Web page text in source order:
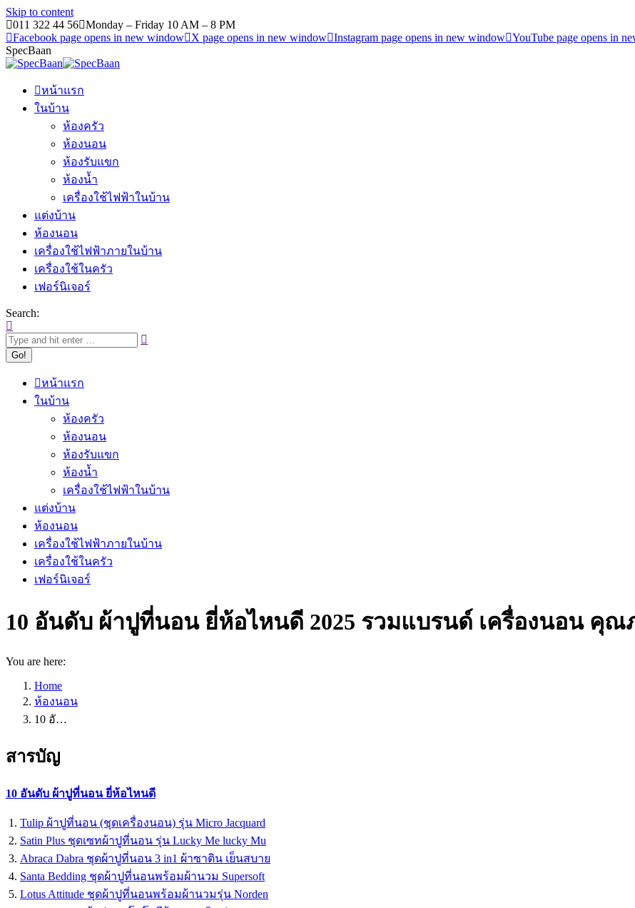
Skip to content
011 322 44 56 Monday – Friday 10 AM – 8 PM
Facebook page opens in new window
X page opens in new window Instagram page opens in new window YouTube page opens in
SpecBaan
หน้าแรก
ในบ้าน
ห้องครัว
ห้องนอน
ห้องรับแขก
ห้องน้ำ
เครื่องใช้ไฟฟ้าในบ้าน
แต่งบ้าน
ห้องนอน
เครื่องใช้ไฟฟ้าภายในบ้าน
เครื่องใช้ในครัว
เฟอร์นิเจอร์
Search:
หน้าแรก
ในบ้าน
ห้องครัว
ห้องนอน
ห้องรับแขก
ห้องน้ำ
เครื่องใช้ไฟฟ้าในบ้าน
แต่งบ้าน
ห้องนอน
เครื่องใช้ไฟฟ้าภายในบ้าน
เครื่องใช้ในครัว
เฟอร์นิเจอร์
10 อันดับ ผ้าปูที่นอน ยี่ห้อไหนดี 2025 รวมแบรนด์ เครื่องนอน คุ
You are here:
Home
ห้องนอน
10 อั…
สารบัญ
10 อันดับ ผ้าปูที่นอน ยี่ห้อไหนดี
Tulip ผ้าปูที่นอน (ชุดเครื่องนอน) รุ่น Micro Jacquard
Satin Plus ชุดเซทผ้าปูที่นอน รุ่น Lucky Me lucky Mu
Abraca Dabra ชุดผ้าปูที่นอน 3 in1 ผ้าซาติน เย็นสบาย
Santa Bedding ชุดผ้าปูที่นอนพร้อมผ้านวม Supersoft
Lotus Attitude ชุดผ้าปูที่นอนพร้อมผ้านวมรุ่น Norden